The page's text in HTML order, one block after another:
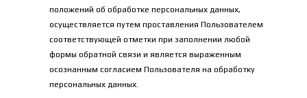
положений об обработке персональных данных,
осуществляется путем проставления Пользователем
соответствующей отметки при заполнении любой
формы обратной связи и является выраженным
осознанным согласием Пользователя на обработку
персональных данных.